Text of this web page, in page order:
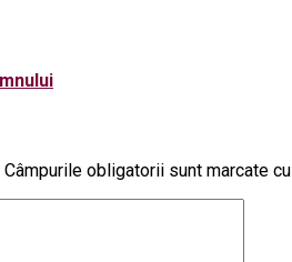
Câmpurile obligatorii sunt marcate cu